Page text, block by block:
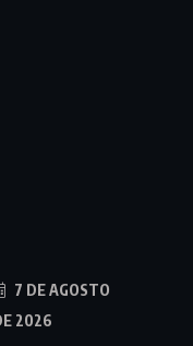
7 DE AGOSTO
2026